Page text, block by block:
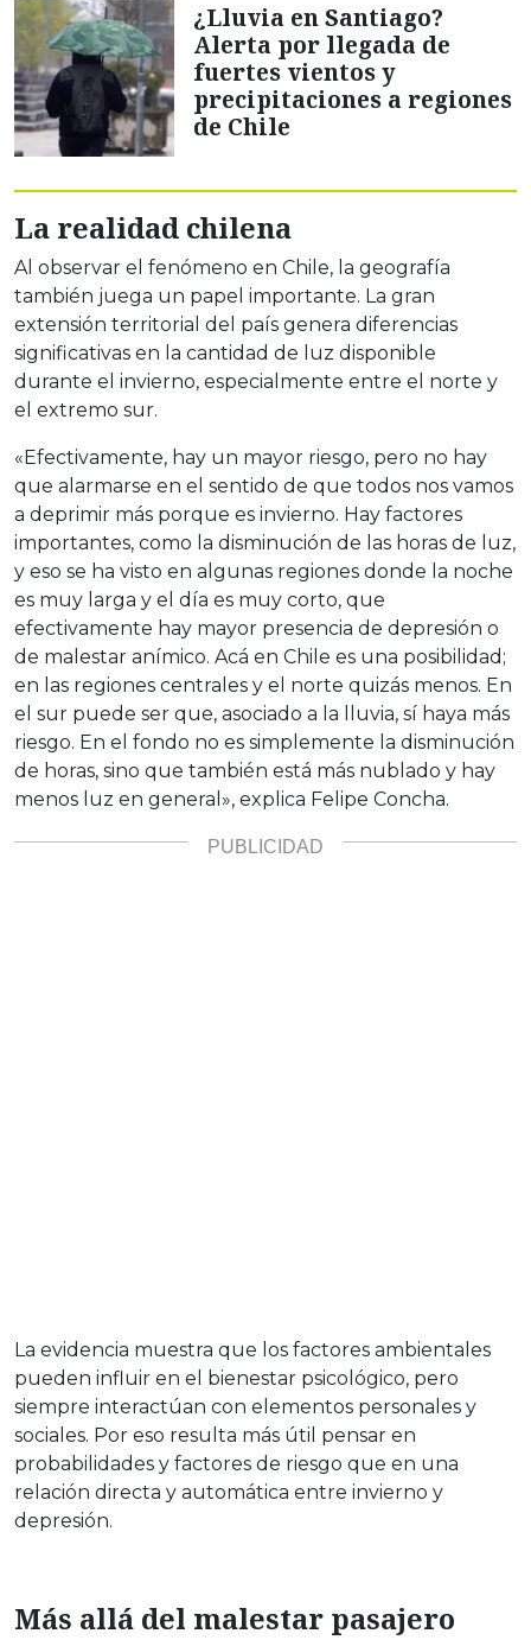
¿Lluvia en Santiago?
Alerta por llegada de
fuertes vientos y
precipitaciones a regiones
de Chile
La realidad chilena
Al observar el fenómeno en Chile, la geografía
también juega un papel importante. La gran
extensión territorial del país genera diferencias
significativas en la cantidad de luz disponible
durante el invierno, especialmente entre el norte y
el extremo sur.
«Efectivamente, hay un mayor riesgo, pero no hay
que alarmarse en el sentido de que todos nos vamos
a deprimir más porque es invierno. Hay factores
importantes, como la disminución de las horas de luz,
y eso se ha visto en algunas regiones donde la noche
es muy larga y el día es muy corto, que
efectivamente hay mayor presencia de depresión o
de malestar anímico. Acá en Chile es una posibilidad;
en las regiones centrales y el norte quizás menos. En
el sur puede ser que, asociado a la lluvia, sí haya más
riesgo. En el fondo no es simplemente la disminución
de horas, sino que también está más nublado y hay
menos luz en general», explica Felipe Concha.
La evidencia muestra que los factores ambientales
pueden influir en el bienestar psicológico, pero
siempre interactúan con elementos personales y
sociales. Por eso resulta más útil pensar en
probabilidades y factores de riesgo que en una
relación directa y automática entre invierno y
depresión.
Más allá del malestar pasajero